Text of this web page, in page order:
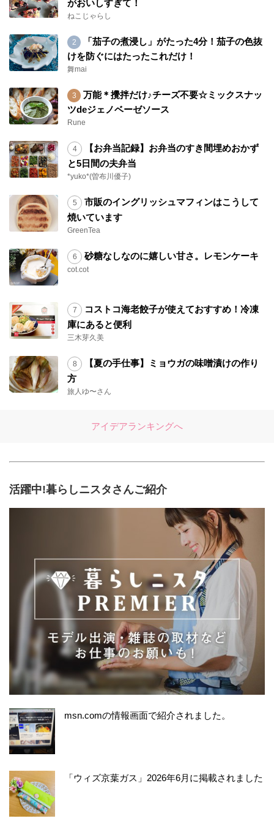
がおいしすぎて！
ねこじゃらし
「茄子の煮浸し」がたった4分！茄子の色抜
けを防ぐにはたったこれだけ！
舞mai
万能＊攪拌だけ♪チーズ不要☆ミックスナッ
ツdeジェノベーゼソース
Rune
【お弁当記録】お弁当のすき間埋めおかず
と5日間の夫弁当
*yuko*(曽布川優子)
市販のイングリッシュマフィンはこうして
焼いています
GreenTea
砂糖なしなのに嬉しい甘さ。レモンケーキ
cot.cot
コストコ海老餃子が使えておすすめ！冷凍
庫にあると便利
三木芽久美
【夏の手仕事】ミョウガの味噌漬けの作り
方
旅人ゆ〜さん
アイデアランキングへ
活躍中!暮らしニスタさんご紹介
msn.comの情報画面で紹介されました。
「ウィズ京葉ガス」2026年6月に掲載されました